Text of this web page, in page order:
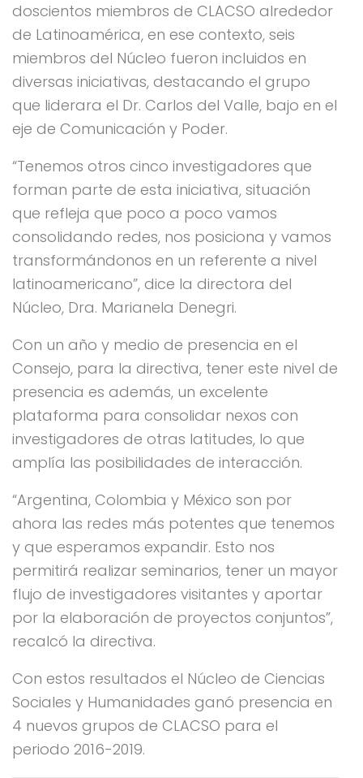
doscientos miembros de CLACSO alrededor
de Latinoamérica, en ese contexto, seis
miembros del Núcleo fueron incluidos en
diversas iniciativas, destacando el grupo
que liderara el Dr. Carlos del Valle, bajo en el
eje de Comunicación y Poder.
“Tenemos otros cinco investigadores que
forman parte de esta iniciativa, situación
que refleja que poco a poco vamos
consolidando redes, nos posiciona y vamos
transformándonos en un referente a nivel
latinoamericano”, dice la directora del
Núcleo, Dra. Marianela Denegri.
Con un año y medio de presencia en el
Consejo, para la directiva, tener este nivel de
presencia es además, un excelente
plataforma para consolidar nexos con
investigadores de otras latitudes, lo que
amplía las posibilidades de interacción.
“Argentina, Colombia y México son por
ahora las redes más potentes que tenemos
y que esperamos expandir. Esto nos
permitirá realizar seminarios, tener un mayor
flujo de investigadores visitantes y aportar
por la elaboración de proyectos conjuntos”,
recalcó la directiva.
Con estos resultados el Núcleo de Ciencias
Sociales y Humanidades ganó presencia en
4 nuevos grupos de CLACSO para el
periodo 2016-2019.